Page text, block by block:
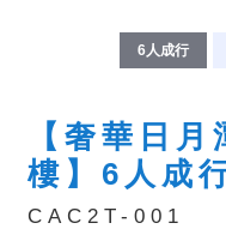
6人成行
【奢華日
樓】6人成
CAC2T-001